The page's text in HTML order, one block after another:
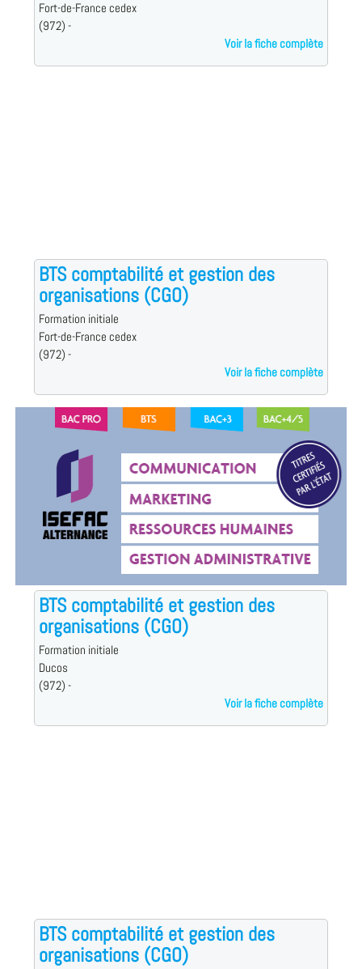
Fort-de-France cedex
(972) -
Voir la fiche complète
BTS comptabilité et gestion des
organisations (CGO)
Formation initiale
Fort-de-France cedex
(972) -
Voir la fiche complète
BTS comptabilité et gestion des
organisations (CGO)
Formation initiale
Ducos
(972) -
Voir la fiche complète
BTS comptabilité et gestion des
organisations (CGO)